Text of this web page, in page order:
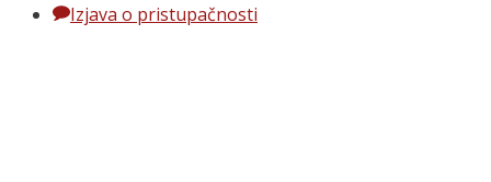
Izjava o pristupačnosti